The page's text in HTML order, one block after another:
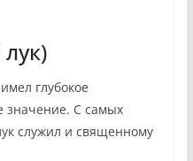
глубокое
значение. С самых
служил и священному